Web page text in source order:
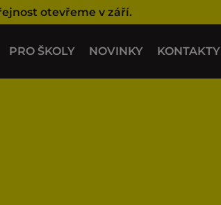
otevřeme v září.
PRO ŠKOLY NOVINKY KONTAKTY